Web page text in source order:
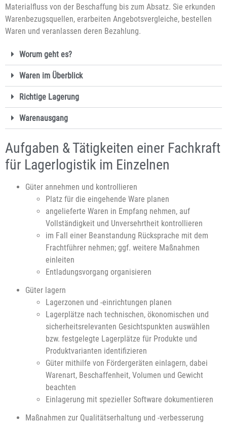
Materialfluss von der Beschaffung bis zum Absatz. Sie erkunden
Warenbezugsquellen, erarbeiten Angebotsvergleiche, bestellen
Waren und veranlassen deren Bezahlung.
Worum geht es?
Waren im Überblick
Richtige Lagerung
Warenausgang
Aufgaben & Tätigkeiten einer Fachkraft
für Lagerlogistik im Einzelnen
Güter annehmen und kontrollieren
Platz für die eingehende Ware planen
angelieferte Waren in Empfang nehmen, auf
Vollständigkeit und Unversehrtheit kontrollieren
im Fall einer Beanstandung Rücksprache mit dem
Frachtführer nehmen; ggf. weitere Maßnahmen
einleiten
Entladungsvorgang organisieren
Güter lagern
Lagerzonen und -einrichtungen planen
Lagerplätze nach technischen, ökonomischen und
sicherheitsrelevanten Gesichtspunkten auswählen
bzw. festgelegte Lagerplätze für Produkte und
Produktvarianten identifizieren
Güter mithilfe von Fördergeräten einlagern, dabei
Warenart, Beschaffenheit, Volumen und Gewicht
beachten
Einlagerung mit spezieller Software dokumentieren
Maßnahmen zur Qualitätserhaltung und -verbesserung